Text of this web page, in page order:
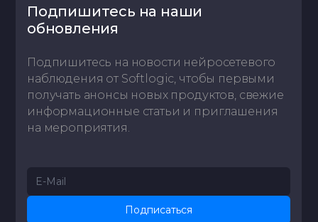
Подпишитесь на наши
обновления
Подпишитесь на новости нейросетевого
наблюдения от Softlogic, чтобы первыми
получать анонсы новых продуктов, свежие
информационные статьи и приглашения
на мероприятия.
Подписаться